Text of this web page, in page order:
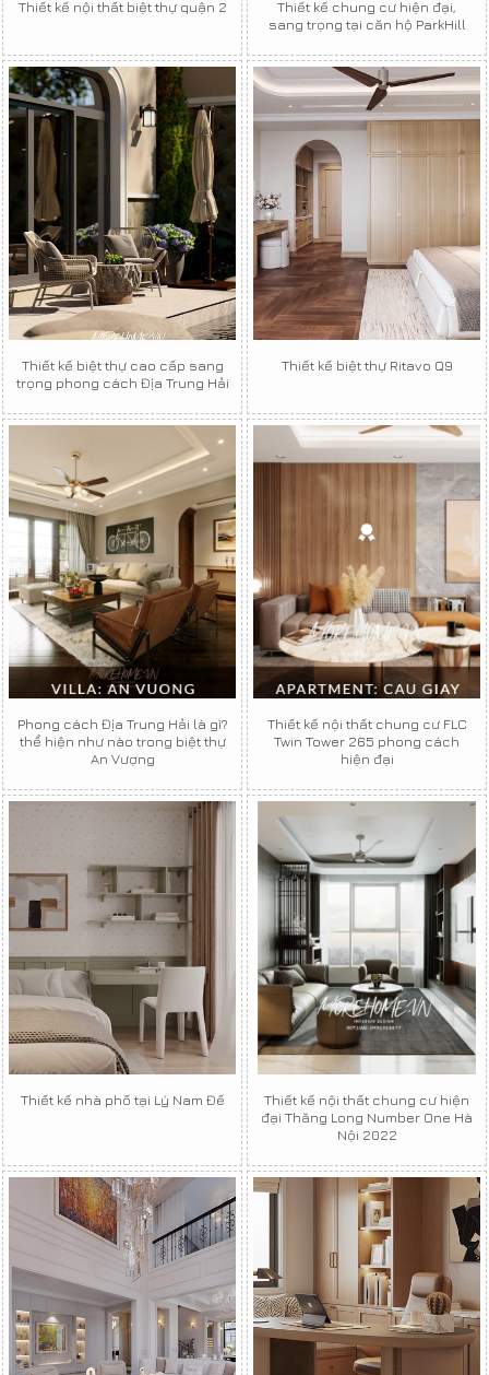
Thiết kế nội thất biệt thự quận 2
Thiết kế chung cư hiện đại,
sang trọng tại căn hộ ParkHill
Thiết kế biệt thự cao cấp sang
trọng phong cách Địa Trung Hải
Thiết kế biệt thự Ritavo Q9
Phong cách Địa Trung Hải là gì?
thể hiện như nào trong biệt thự
An Vượng
Thiết kế nội thất chung cư FLC
Twin Tower 265 phong cách
hiện đại
Thiết kế nhà phố tại Lý Nam Đế
Thiết kế nội thất chung cư hiện
đại Thăng Long Number One Hà
Nội 2022